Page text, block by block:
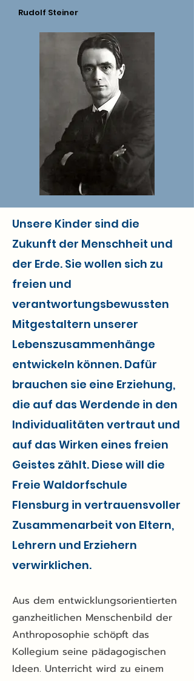
Rudolf Steiner
Unsere Kinder sind die
Zukunft der Menschheit und
der Erde. Sie wollen sich zu
freien und
verantwortungsbewussten
Mitgestaltern unserer
Lebenszusammenhänge
entwickeln können. Dafür
brauchen sie eine Erziehung,
die auf das Werdende in den
Individualitäten vertraut und
auf das Wirken eines freien
Geistes zählt. Diese will die
Freie Waldorfschule
Flensburg in vertrauensvoller
Zusammenarbeit von Eltern,
Lehrern und Erziehern
verwirklichen.
Aus dem entwicklungsorientierten
ganzheitlichen Menschenbild der
Anthroposophie schöpft das
Kollegium seine pädagogischen
Ideen. Unterricht wird zu einem